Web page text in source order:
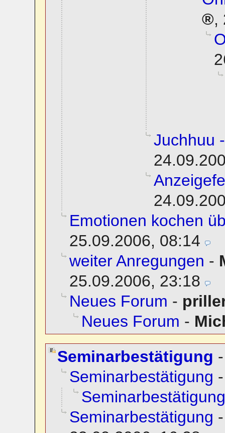
,
Juchhuu
Emotionen kochen
25.09.2006, 08:14
weiter Anregungen -
25.09.2006, 23:18
Neues Forum -
Neues Forum -
Seminarbestätigung
Seminarbestätigung
Seminarbestätigung
Seminarbestätigung